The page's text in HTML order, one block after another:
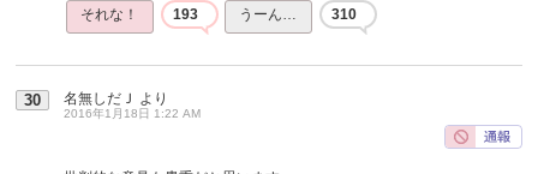
それな！ 193 うーん… 310
30 名無しだＪ より
2016年1月18日 1:22 AM